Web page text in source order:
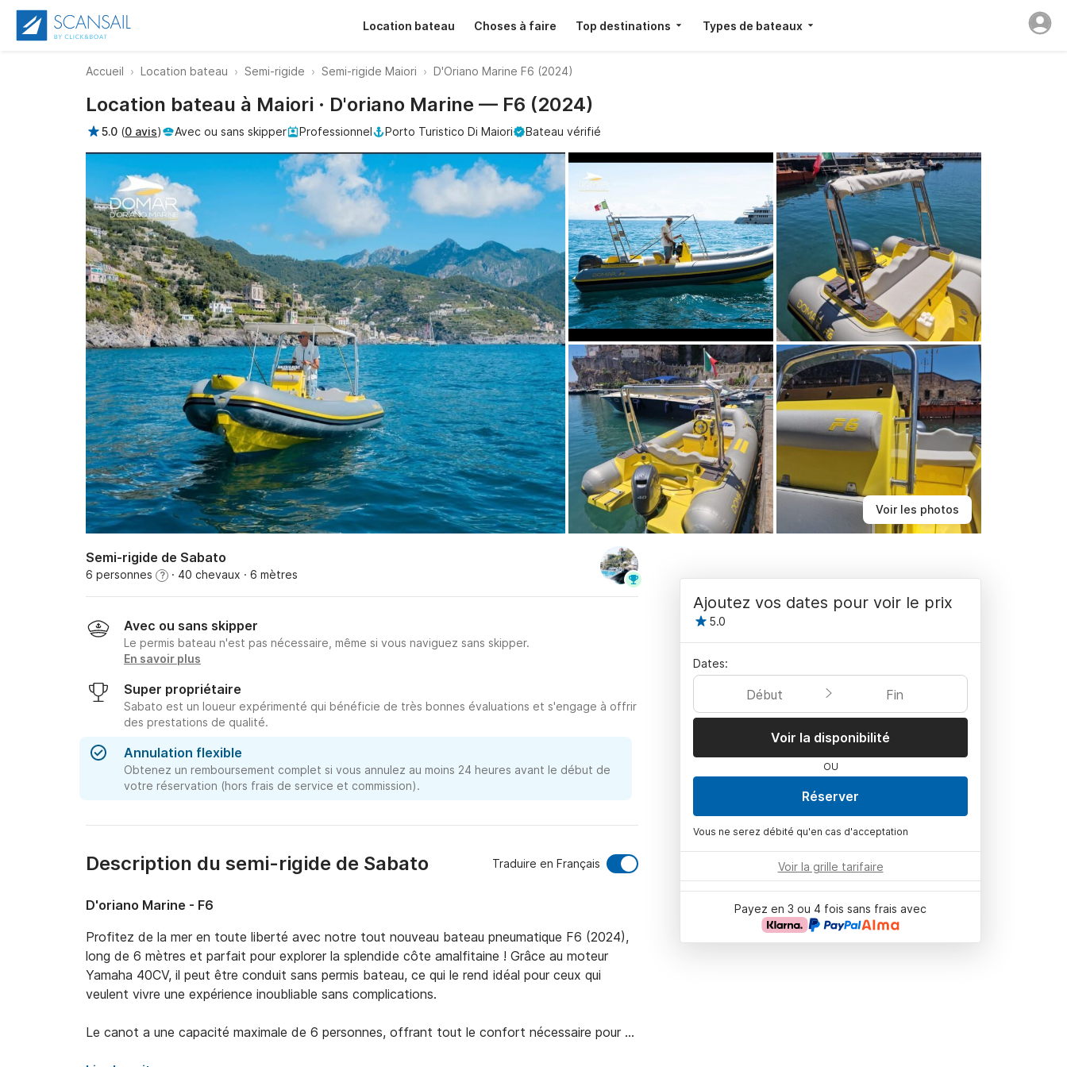
Location bateau Choses à faire Top destinations Types de bateaux
Accueil Location bateau Semi-rigide Semi-rigide Maiori D'Oriano Marine F6 (2024)
Voir les photos
Location bateau à Maiori · D'oriano Marine — F6 (2024)
5.0 (0 avis) Avec ou sans skipper Professionnel Porto Turistico Di Maiori Bateau vérifié
Semi-rigide de Sabato
6 personnes ? · 40 chevaux · 6 mètres
Avec ou sans skipper
Le permis bateau n'est pas nécessaire, même si vous naviguez sans skipper.
En savoir plus
Super propriétaire
Sabato est un loueur expérimenté qui bénéficie de très bonnes évaluations et s'engage à offrir
des prestations de qualité.
Annulation flexible
Obtenez un remboursement complet si vous annulez au moins 24 heures avant le début de
votre réservation (hors frais de service et commission).
Description du semi-rigide de Sabato Traduire en Français
D'oriano Marine - F6
Profitez de la mer en toute liberté avec notre tout nouveau bateau pneumatique F6 (2024),
long de 6 mètres et parfait pour explorer la splendide côte amalfitaine ! Grâce au moteur
Yamaha 40CV, il peut être conduit sans permis bateau, ce qui le rend idéal pour ceux qui
veulent vivre une expérience inoubliable sans complications.
Le canot a une capacité maximale de 6 personnes, offrant tout le confort nécessaire pour
Ajoutez vos dates pour voir le prix
5.0
Dates:
Début Fin
Voir la disponibilité
OU
Réserver
Vous ne serez débité qu'en cas d'acceptation
Voir la grille tarifaire
Payez en 3 ou 4 fois sans frais avec